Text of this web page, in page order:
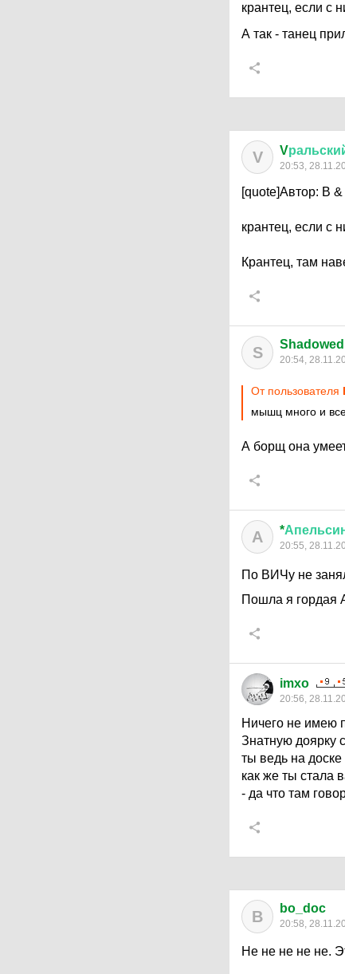
крантец, если с
А так - танец
V V
20:53,
[quote]Автор: B &
крантец, если с
Крантец, там
S Shadowed
20:54,
От пользователя
мышц много и
А борщ она
А *
20:55,
По ВИЧу не
Пошла я гордая
imxo
20:56,
Ничего не имею
Знатную доярку
ты ведь на
как же ты стала
- да что там
B bo_doc
20:58,
Не не не не не.